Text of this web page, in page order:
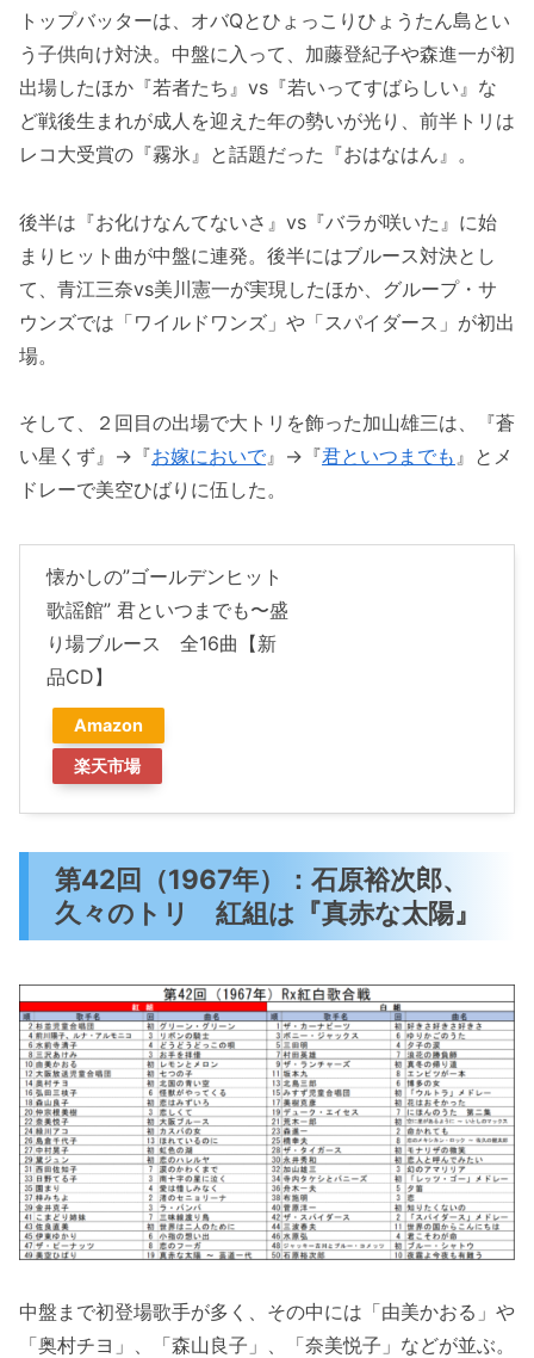
トップバッターは、オバQとひょっこりひょうたん島とい
う子供向け対決。中盤に入って、加藤登紀子や森進一が初
出場したほか『若者たち』vs『若いってすばらしい』な
ど戦後生まれが成人を迎えた年の勢いが光り、前半トリは
レコ大受賞の『霧氷』と話題だった『おはなはん』。
後半は『お化けなんてないさ』vs『バラが咲いた』に始
まりヒット曲が中盤に連発。後半にはブルース対決とし
て、青江三奈vs美川憲一が実現したほか、グループ・サ
ウンズでは「ワイルドワンズ」や「スパイダース」が初出
場。
そして、２回目の出場で大トリを飾った加山雄三は、『蒼
い星くず』→『お嫁においで』→『君といつまでも 』とメ
ドレーで美空ひばりに伍した。
懐かしの”ゴールデンヒット
歌謡館” 君といつまでも〜盛
り場ブルース 全16曲【新
品CD】
Amazon
楽天市場
第42回（1967年）：石原裕次郎、
久々のトリ 紅組は『真赤な太陽』
中盤まで初登場歌手が多く、その中には「由美かおる」や
「奥村チヨ」、「森山良子」、「奈美悦子」などが並ぶ。